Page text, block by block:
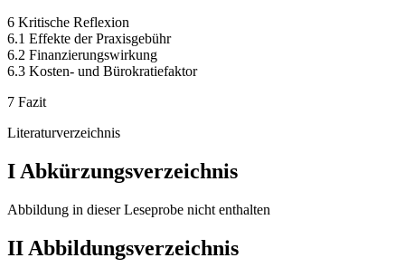
6 Kritische Reflexion
6.1 Effekte der Praxisgebühr
6.2 Finanzierungswirkung
6.3 Kosten- und Bürokratiefaktor
7 Fazit
Literaturverzeichnis
I Abkürzungsverzeichnis
Abbildung in dieser Leseprobe nicht enthalten
II Abbildungsverzeichnis